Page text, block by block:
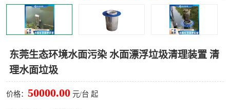
东莞生态环境水面污染 水面漂浮垃圾清理装置 清
理水面垃圾
价格： 50000.00 元/台 起
一体化泵闸
真空冲洗设备
水平自清洗格栅